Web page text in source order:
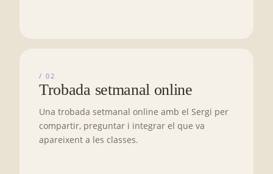
/ 02
Trobada setmanal online
Una trobada setmanal online amb el Sergi per
compartir, preguntar i integrar el que va
apareixent a les classes.